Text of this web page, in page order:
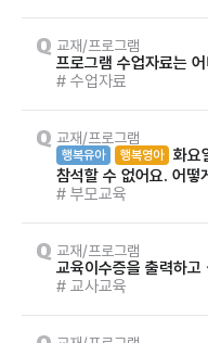
교재/프로그램
프로그램 수업자료는
# 수업자료
교재/프로그램
행복유아 행복영아
화요
참석할 수 없어요. 어떻
# 부모교육
교재/프로그램
교육이수증을 출력하고
# 교사교육